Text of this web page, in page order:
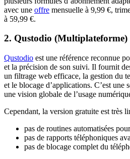
avec une offre mensuelle à 9,99 €,
à 59,99 €.
2. Qustodio (Multiplateforme)
Qustodio est une référence reconnue
et la précision de son suivi. Il fournit
un filtrage web efficace, la gestion du
et le blocage d’applications. C’est
une vision globale de l’usage
Cependant, la version gratuite est très
pas de routines automatisées
pas de rapports téléphoniques
pas de blocage complet du